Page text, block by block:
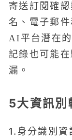
寄送訂閱確
名、電子郵
AI平台潛在
記錄也可能
漏。
5大資訊別
1.身分識別資